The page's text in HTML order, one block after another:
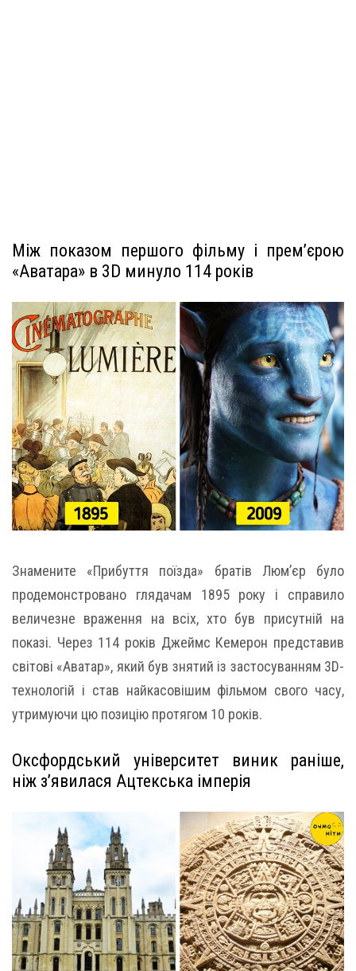
Між показом першого фільму і прем’єрою
«Аватара» в 3D минуло 114 років
Знамените «Прибуття поїзда» братів Люм’єр було
продемонстровано глядачам 1895 року і справило
величезне враження на всіх, хто був присутній на
показі. Через 114 років Джеймс Кемерон представив
світові «Аватар», який був знятий із застосуванням 3D-
технологій і став найкасовішим фільмом свого часу,
утримуючи цю позицію протягом 10 років.
Оксфордський університет виник раніше,
ніж з’явилася Ацтекська імперія